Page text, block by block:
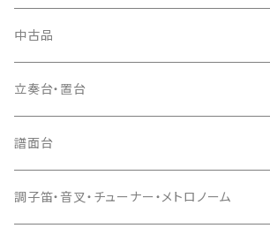
爪入
爪駒入
猫足入
爪ばさみ
胴掛
根緒
糸
(丸三) 寿糸
駒
つゆ切り
お祭り用７穴
太鼓撥
手拍子（チャンチャン）
当り鉦
シュモク（当り鉦バチ）
中古品
箏（本体）
三味線（本体）
立奏台・置台
譜面台
座奏用譜面台
調子笛・音叉・チューナー・メトロノーム